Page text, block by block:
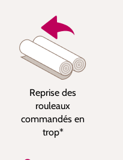
Reprise des
rouleaux
commandés en
trop*